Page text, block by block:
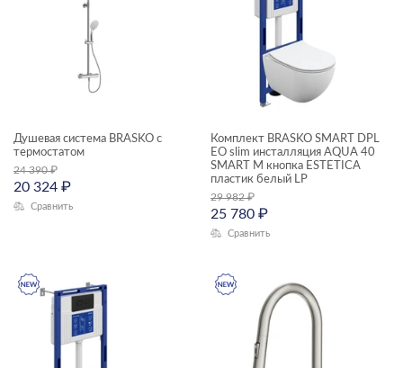
Душевая система BRASKO с
термостатом
24 390₽
20 324 ₽
Сравнить
Комплект BRASKO SMART DPL
EO slim инсталляция AQUA 40
SMART M кнопка ESTETICA
пластик белый LP
29 982₽
25 780 ₽
Сравнить